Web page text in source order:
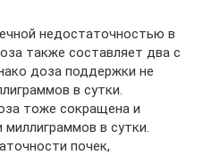
недостаточностью в
также составляет два с
доза поддержки не
в сутки.
тоже сокращена и
в сутки.
почек,